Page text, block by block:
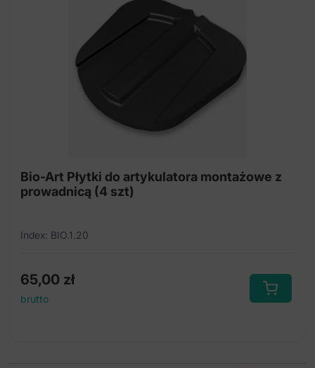
Bio-Art Płytki do artykulatora montażowe z
prowadnicą (4 szt)
Index: BIO.1.20
65,00 zł
brutto